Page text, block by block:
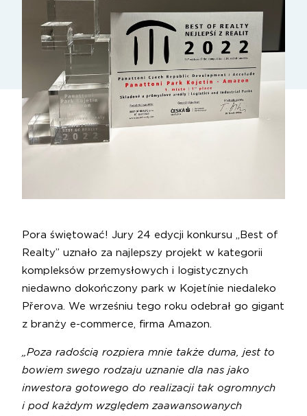
Pora świętować! Jury 24 edycji konkursu „Best of
Realty” uznało za najlepszy projekt w kategorii
kompleksów przemysłowych i logistycznych
niedawno dokończony park w Kojetínie niedaleko
Přerova. We wrześniu tego roku odebrał go gigant
z branży e-commerce, firma Amazon.
„Poza radością rozpiera mnie także duma, jest to
bowiem swego rodzaju uznanie dla nas jako
inwestora gotowego do realizacji tak ogromnych
i pod każdym względem zaawansowanych